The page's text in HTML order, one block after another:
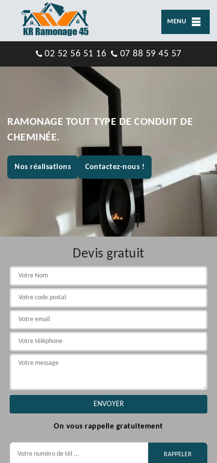
MENU
02 52 56 51 16 07 88 59 45 57
RAMONAGE TOUT TYPE DE CONDUIT DE
CHEMINÉE.
Nos réalisations Contactez-nous !
Devis gratuit
On vous rappelle gratuitement